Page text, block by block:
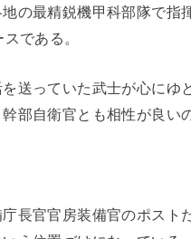
の最精鋭機甲科部隊で指
である。
送っていた武士が心にゆ
部自衛官とも相性が良い
長官官房装備官のポスト